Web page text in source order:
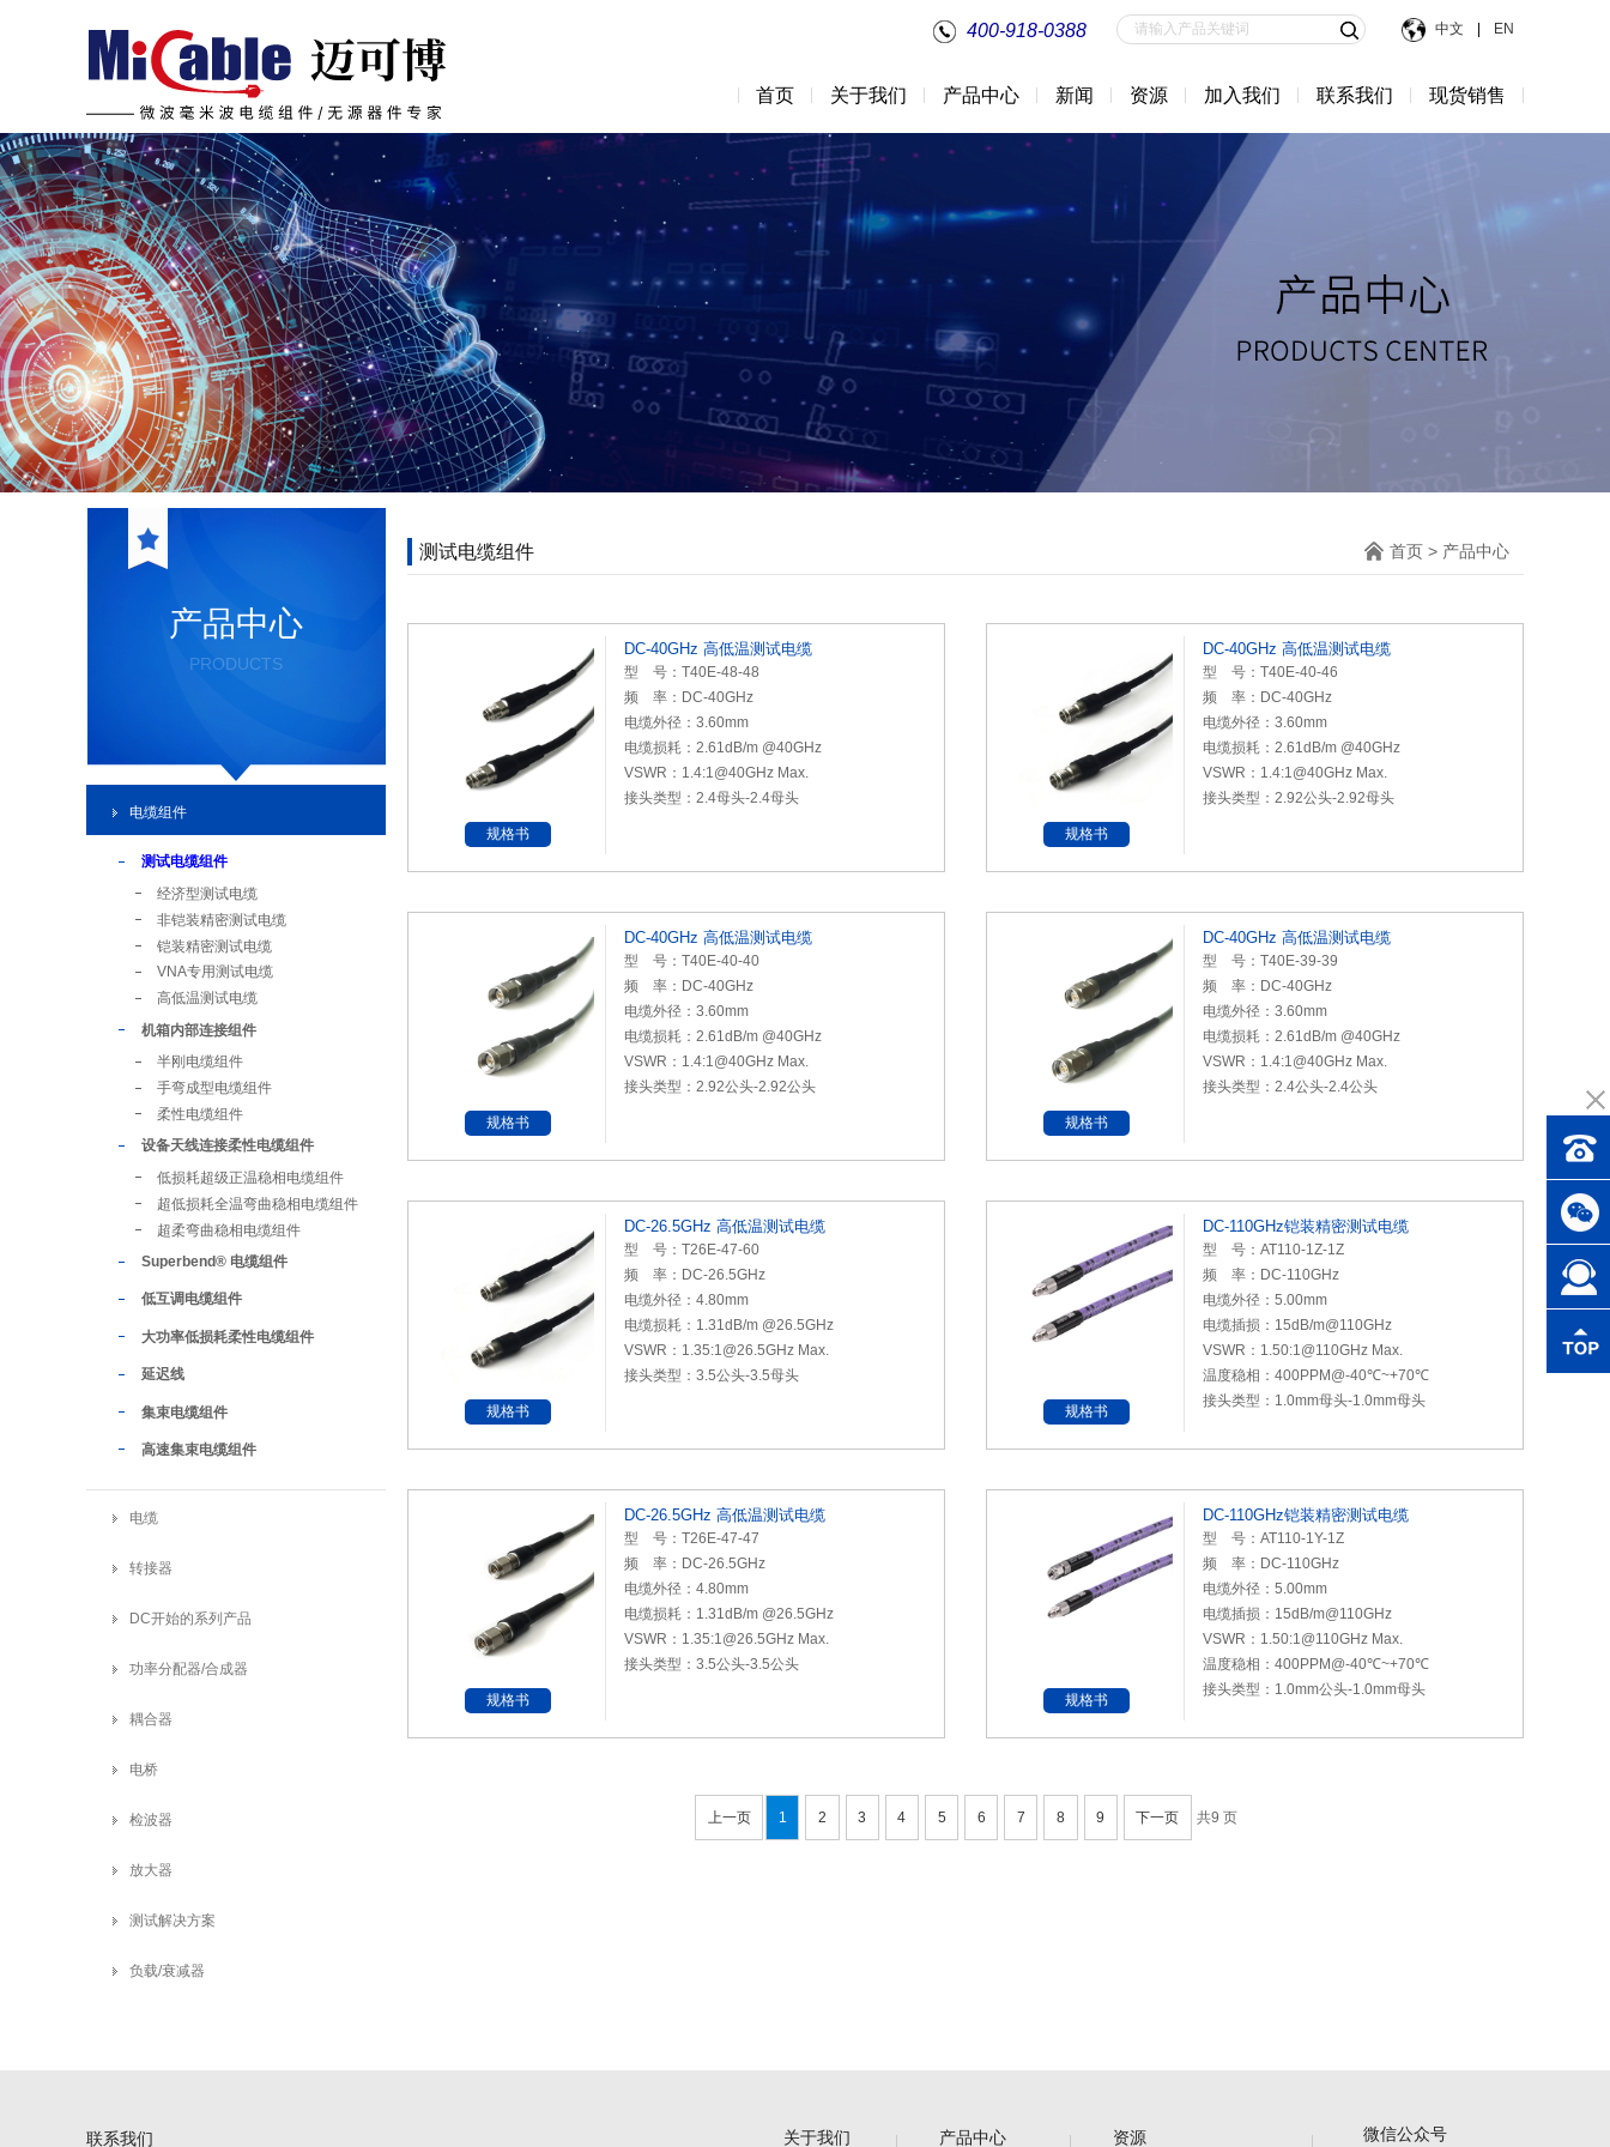
中文 EN
400-918-0388
首页 关于我们 产品中心 新闻 资源 加入我们 联系我们 现货销售
产品中心
PRODUCTS
电缆组件
测试电缆组件
经济型测试电缆
非铠装精密测试电缆
铠装精密测试电缆
VNA专用测试电缆
高低温测试电缆
机箱内部连接组件
半刚电缆组件
手弯成型电缆组件
柔性电缆组件
设备天线连接柔性电缆组件
低损耗超级正温稳相电缆组件
超低损耗全温弯曲稳相电缆组件
超柔弯曲稳相电缆组件
Superbend® 电缆组件
低互调电缆组件
大功率低损耗柔性电缆组件
延迟线
集束电缆组件
高速集束电缆组件
电缆
转接器
DC开始的系列产品
功率分配器/合成器
耦合器
电桥
检波器
放大器
测试解决方案
负载/衰减器
测试电缆组件 首页 > 产品中心
规格书
DC-40GHz 高低温测试电缆
型 号：T40E-48-48
频 率：DC-40GHz
电缆外径：3.60mm
电缆损耗：2.61dB/m @40GHz
VSWR：1.4:1@40GHz Max.
接头类型：2.4母头-2.4母头
规格书
DC-40GHz 高低温测试电缆
型 号：T40E-40-46
频 率：DC-40GHz
电缆外径：3.60mm
电缆损耗：2.61dB/m @40GHz
VSWR：1.4:1@40GHz Max.
接头类型：2.92公头-2.92母头
规格书
DC-40GHz 高低温测试电缆
型 号：T40E-40-40
频 率：DC-40GHz
电缆外径：3.60mm
电缆损耗：2.61dB/m @40GHz
VSWR：1.4:1@40GHz Max.
接头类型：2.92公头-2.92公头
规格书
DC-40GHz 高低温测试电缆
型 号：T40E-39-39
频 率：DC-40GHz
电缆外径：3.60mm
电缆损耗：2.61dB/m @40GHz
VSWR：1.4:1@40GHz Max.
接头类型：2.4公头-2.4公头
规格书
DC-26.5GHz 高低温测试电缆
型 号：T26E-47-60
频 率：DC-26.5GHz
电缆外径：4.80mm
电缆损耗：1.31dB/m @26.5GHz
VSWR：1.35:1@26.5GHz Max.
接头类型：3.5公头-3.5母头
规格书
DC-110GHz铠装精密测试电缆
型 号：AT110-1Z-1Z
频 率：DC-110GHz
电缆外径：5.00mm
电缆插损：15dB/m@110GHz
VSWR：1.50:1@110GHz Max.
温度稳相：400PPM@-40℃~+70℃
接头类型：1.0mm母头-1.0mm母头
规格书
DC-26.5GHz 高低温测试电缆
型 号：T26E-47-47
频 率：DC-26.5GHz
电缆外径：4.80mm
电缆损耗：1.31dB/m @26.5GHz
VSWR：1.35:1@26.5GHz Max.
接头类型：3.5公头-3.5公头
规格书
DC-110GHz铠装精密测试电缆
型 号：AT110-1Y-1Z
频 率：DC-110GHz
电缆外径：5.00mm
电缆插损：15dB/m@110GHz
VSWR：1.50:1@110GHz Max.
温度稳相：400PPM@-40℃~+70℃
接头类型：1.0mm公头-1.0mm母头
上一页 1 2 3 4 5 6 7 8 9 下一页 共9 页
联系我们 关于我们 产品中心 资源 微信公众号